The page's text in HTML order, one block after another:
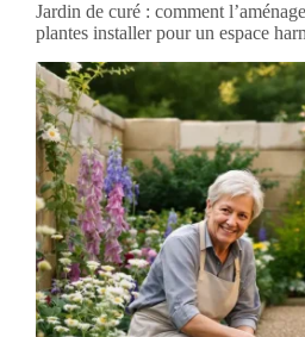
Jardin de curé : comment
plantes installer pour un espace